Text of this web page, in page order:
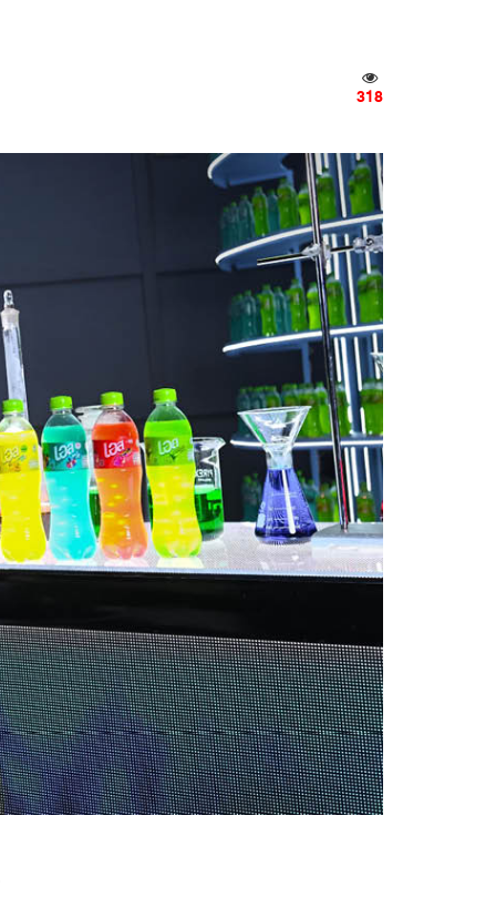
318